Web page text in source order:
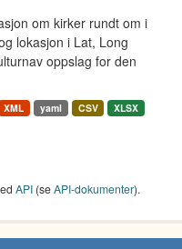
om kirker rundt om i
lokasjon i Lat, Long
oppslag for den
XML yaml CSV
XLSX
API (seAPI-dokumenter).